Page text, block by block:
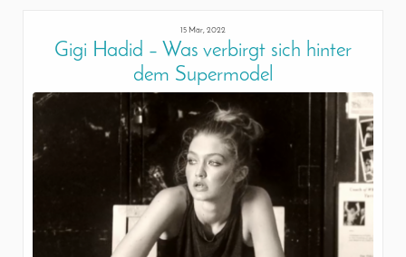
15 Mär, 2022
Gigi Hadid – Was verbirgt sich hinter
dem Supermodel